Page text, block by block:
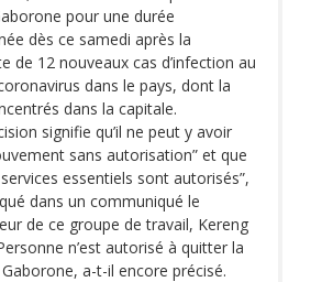
pour une durée
dès ce samedi après la
de 12 nouveaux cas d’infection au
dans le pays, dont la
dans la capitale.
signifie qu’il ne peut y avoir
sans autorisation” et que
essentiels sont autorisés”,
dans un communiqué le
de ce groupe de travail, Kereng
n’est autorisé à quitter la
a-t-il encore précisé.